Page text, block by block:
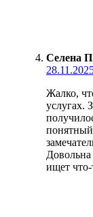
Селена
Жалко,
услугах.
Довольна
ищет